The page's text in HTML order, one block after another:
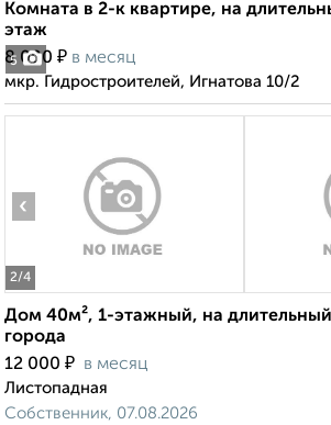
5
Комната в 2-к квартире, на
этаж
8 000 ₽ в месяц
мкр. Гидростроителей, Игнатова 10/2
2/4
‹
Дом 40м², 1-этажный, на
города
12 000 ₽ в месяц
Листопадная
Собственник, 07.08.2026